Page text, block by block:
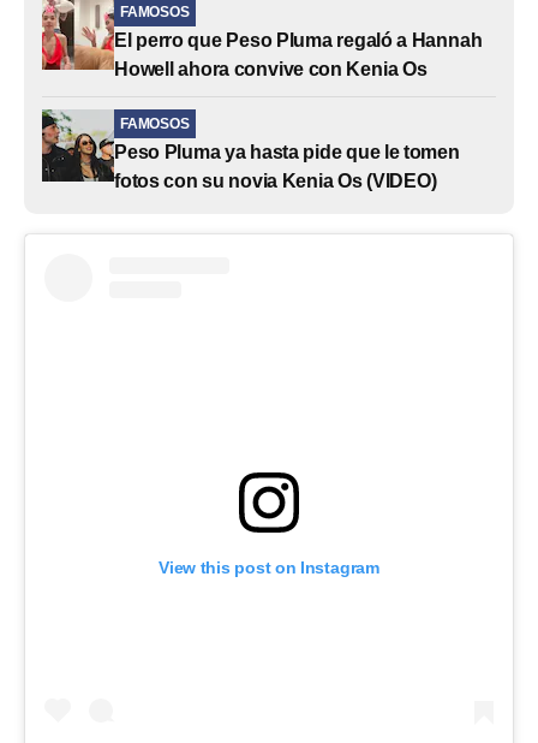
FAMOSOS
El perro que Peso Pluma regaló a Hannah
Howell ahora convive con Kenia Os
FAMOSOS
Peso Pluma ya hasta pide que le tomen
fotos con su novia Kenia Os (VIDEO)
View this post on Instagram